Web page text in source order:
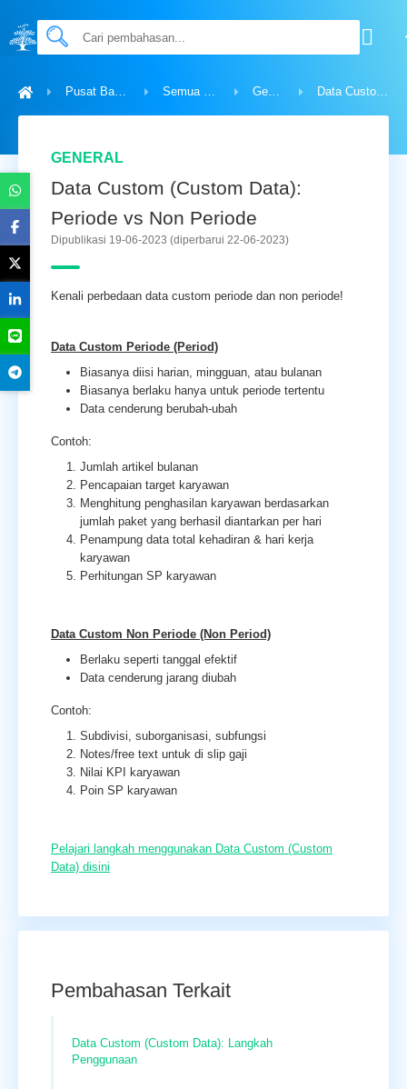
Pusat Bantuan Semua Topik General Data Custom (Custom Data): Periode vs Non Periode
GENERAL
Data Custom (Custom Data):
Periode vs Non Periode
Dipublikasi 19-06-2023 (diperbarui 22-06-2023)
Kenali perbedaan data custom periode dan non periode!
Data Custom Periode (Period)
Biasanya diisi harian, mingguan, atau bulanan
Biasanya berlaku hanya untuk periode tertentu
Data cenderung berubah-ubah
Contoh:
Jumlah artikel bulanan
Pencapaian target karyawan
Menghitung penghasilan karyawan berdasarkan
jumlah paket yang berhasil diantarkan per hari
Penampung data total kehadiran & hari kerja
karyawan
Perhitungan SP karyawan
Data Custom Non Periode (Non Period)
Berlaku seperti tanggal efektif
Data cenderung jarang diubah
Contoh:
Subdivisi, suborganisasi, subfungsi
Notes/free text untuk di slip gaji
Nilai KPI karyawan
Poin SP karyawan
Pelajari langkah menggunakan Data Custom (Custom
Data) disini
Pembahasan Terkait
Data Custom (Custom Data): Langkah
Penggunaan